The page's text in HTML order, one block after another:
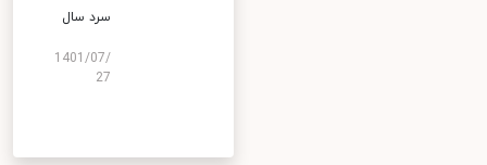
سرد سال
1401/07/
27